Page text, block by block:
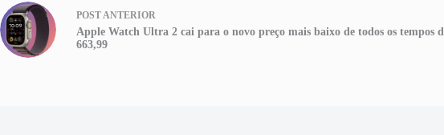
POSTANTERIOR
Apple Watch Ultra 2 cai para o novo preço mais baixo de todos os tempos
663,99